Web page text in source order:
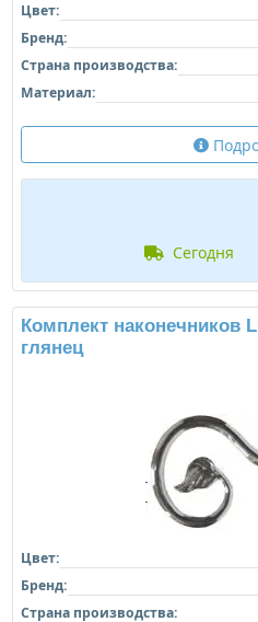
Цвет:
Бренд:
Страна производства:
Материал:
сегодня
Комплект наконечников
глянец
Цвет:
Бренд:
Страна производства: